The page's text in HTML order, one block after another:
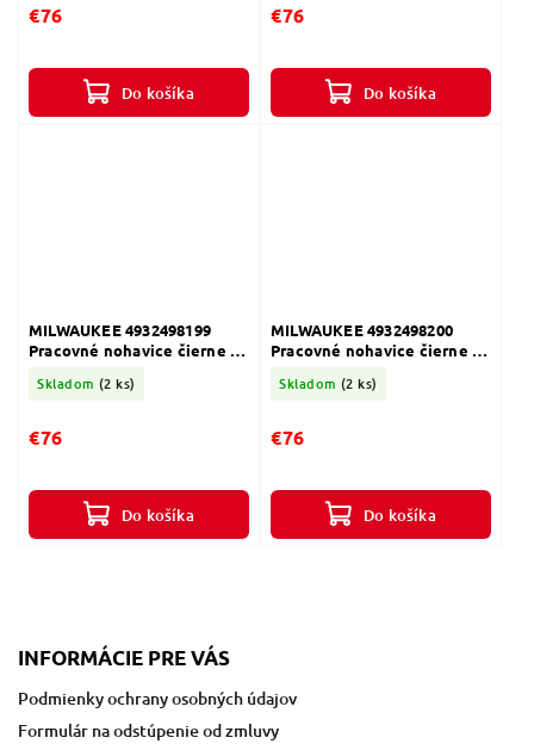
€76
Do košíka
€76
Do košíka
MILWAUKEE 4932498199
Pracovné nohavice čierne -
Skladom (2 ks)
€76
Do košíka
MILWAUKEE 4932498200
Pracovné nohavice čierne -
Skladom (2 ks)
€76
Do košíka
INFORMÁCIE PRE VÁS
Podmienky ochrany osobných údajov
Formulár na odstúpenie od zmluvy